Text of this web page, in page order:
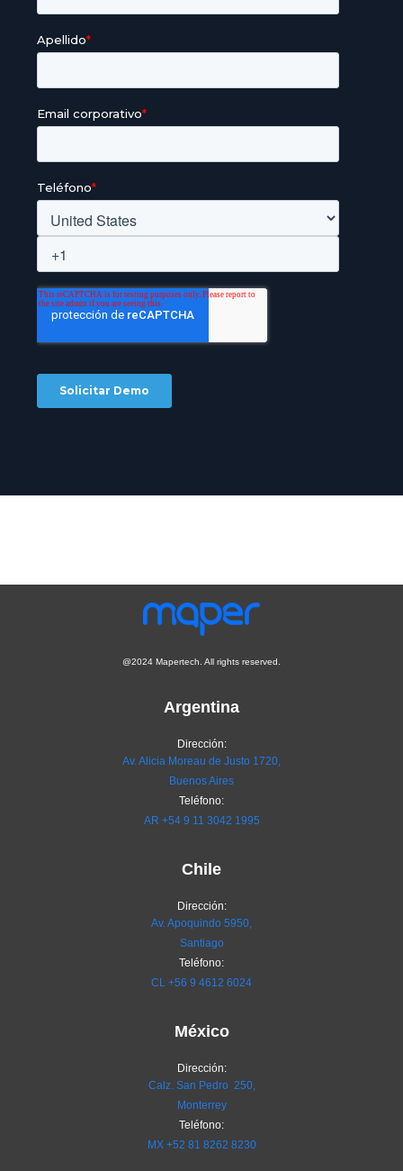
@2024 Mapertech. All rights reserved.
Argentina
Dirección:
Av. Alicia Moreau de Justo 1720,
Buenos Aires
Teléfono:
AR +54 9 11 3042 1995
Chile
Dirección:
Av. Apoquindo 5950,
Santiago
Teléfono:
CL +56 9 4612 6024
México
Dirección:
Calz. San Pedro 250,
Monterrey
Teléfono:
MX +52 81 8262 8230